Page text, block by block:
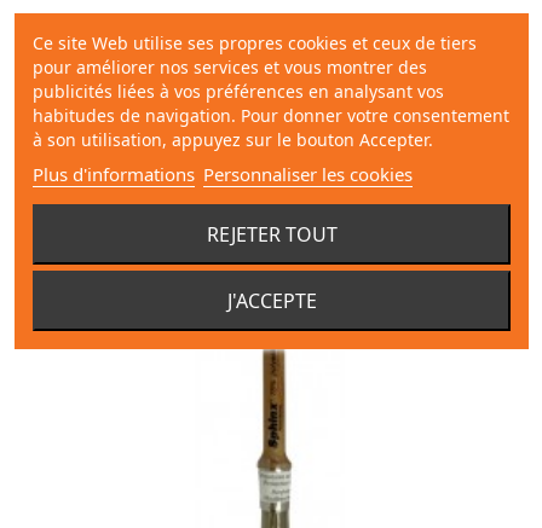
MATÉRIEL CONSEILLÉ
Ce site Web utilise ses propres cookies et ceux de tiers
pour améliorer nos services et vous montrer des
publicités liées à vos préférences en analysant vos
habitudes de navigation. Pour donner votre consentement
à son utilisation, appuyez sur le bouton Accepter.
Plus d'informations Personnaliser les cookies
REJETER TOUT
J'ACCEPTE